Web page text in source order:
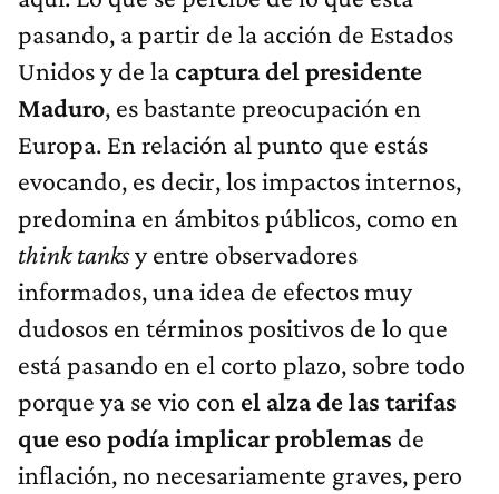
pasando, a partir de la acción de Estados
Unidos y de lacaptura del presidente
Maduro, es bastante preocupación en
Europa. En relación al punto que estás
evocando, es decir, los impactos internos,
predomina en ámbitos públicos, como en
think tanksy entre observadores
informados, una idea de efectos muy
dudosos en términos positivos de lo que
está pasando en el corto plazo, sobre todo
porque ya se vio con el alza de las tarifas
que eso podía implicar problemas de
inflación, no necesariamente graves, pero